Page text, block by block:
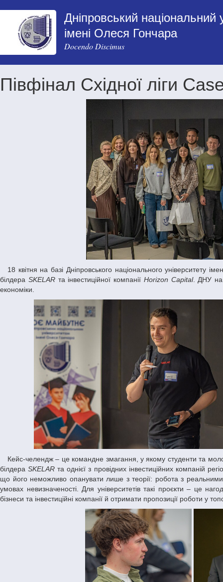
Дніпровський національний
імені Олеся Гончара
Docendo Discimus
Півфінал Східної ліги
18 квітня на базі Дніпровського національного університету
білдера SKELARта інвестиційної компанії Horizon Capital. ДНУ на
економіки.
Кейс-челендж – це командне змагання, у якому студенти та молоді спеціалісти працюють з практичними бізнес-кейсами від українського венчур-
білдераSKELAR та однієї з провідних інвестиційних компаній
що його неможливо опанувати лише з теорії: робота з
умовах невизначеності. Для університетів такі проєкти – це
бізнеси та інвестиційні компанії й отримати пропозиції роботи у